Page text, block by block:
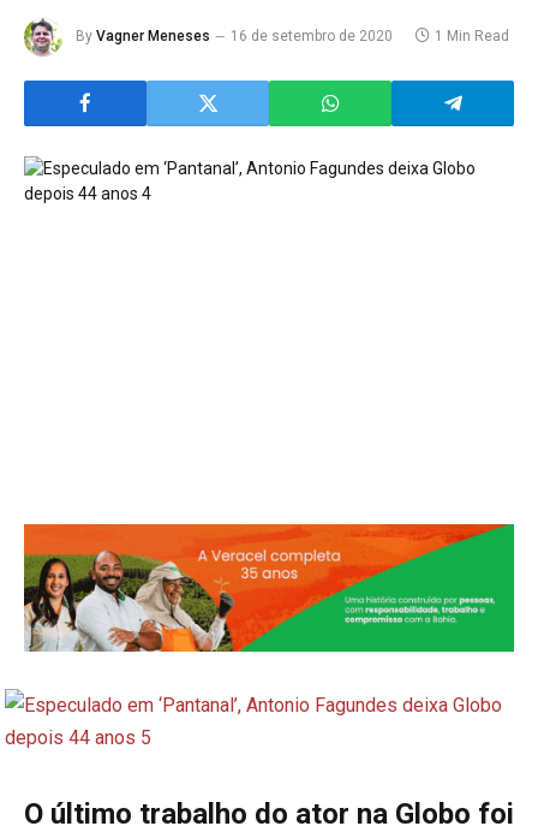
By Vagner Meneses 16 de setembro de 2020 1 Min Read
O último trabalho do ator na Globo foi